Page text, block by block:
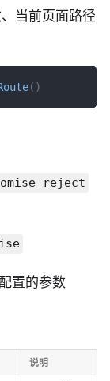
当前页面路径
( )
reject
置的参数
说明